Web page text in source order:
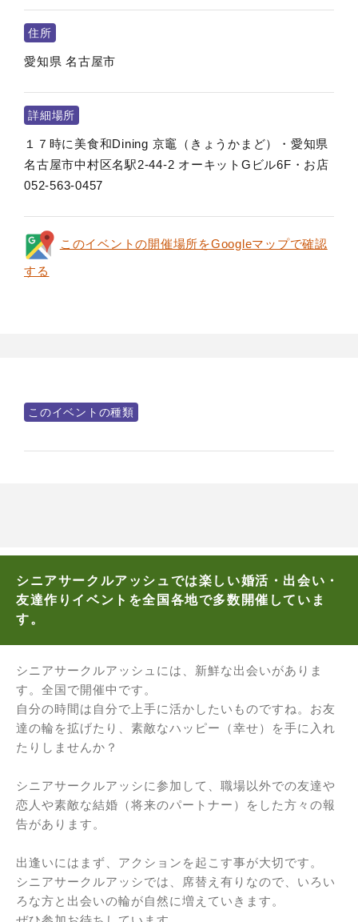
住所
愛知県 名古屋市
詳細場所
１７時に美食和Dining 京竈（きょうかまど）・愛知県
名古屋市中村区名駅2-44-2 オーキットGビル6F・お店
052-563-0457
このイベントの開催場所をGoogleマップで確認
する
このイベントの種類
シニアサークルアッシュでは楽しい婚活・出会い・
友達作りイベントを全国各地で多数開催していま
す。
シニアサークルアッシュには、新鮮な出会いがありま
す。全国で開催中です。
自分の時間は自分で上手に活かしたいものですね。お友
達の輪を拡げたり、素敵なハッピー（幸せ）を手に入れ
たりしませんか？
シニアサークルアッシに参加して、職場以外での友達や
恋人や素敵な結婚（将来のパートナー）をした方々の報
告があります。
出逢いにはまず、アクションを起こす事が大切です。
シニアサークルアッシでは、席替え有りなので、いろい
ろな方と出会いの輪が自然に増えていきます。